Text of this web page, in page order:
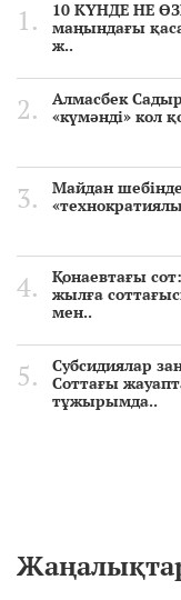
10 КҮНДЕ НЕ
маңындағы
ж..
Алмасбек
«күмәнді» кол
Майдан
Қонаевтағы
жылға
мен..
Субсидиялар
Соттағы
тұжырымда..